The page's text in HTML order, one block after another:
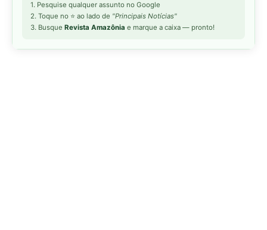
1. Pesquise qualquer assunto no Google
2. Toque no ⭐ ao lado de "Principais Notícias"
3. Busque Revista Amazônia e marque a caixa — pronto!